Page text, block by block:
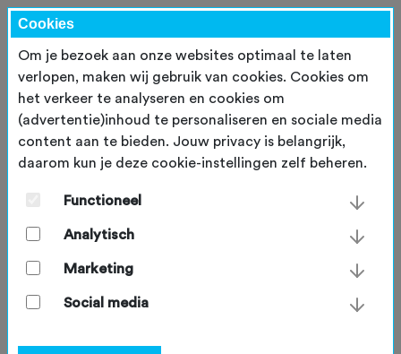
Inloggen
Inloggen
Cookies
Om je bezoek aan onze websites optimaal te laten
verlopen, maken wij gebruik van cookies. Cookies om
het verkeer te analyseren en cookies om
(advertentie)inhoud te personaliseren en sociale media
content aan te bieden. Jouw privacy is belangrijk,
daarom kun je deze cookie-instellingen zelf beheren.
Functioneel
Analytisch
Marketing
Social media